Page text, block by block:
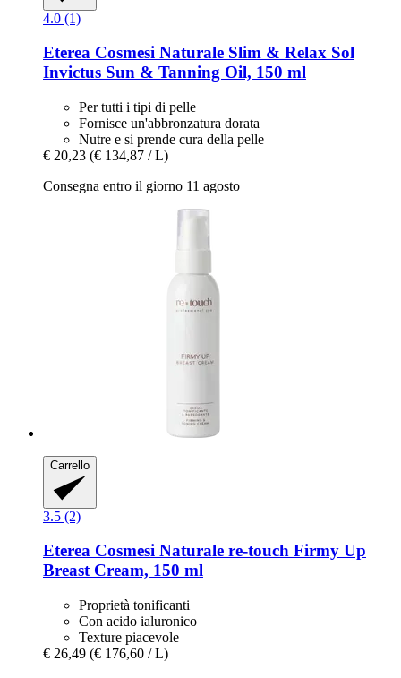
4.0 (1)
Eterea Cosmesi Naturale Slim & Relax Sol
Invictus Sun & Tanning Oil, 150 ml
Per tutti i tipi di pelle
Fornisce un'abbronzatura dorata
Nutre e si prende cura della pelle
€ 20,23 (€ 134,87 / L)
Consegna entro il giorno 11 agosto
Carrello
3.5 (2)
Eterea Cosmesi Naturale re-​touch Firmy Up
Breast Cream, 150 ml
Proprietà tonificanti
Con acido ialuronico
Texture piacevole
€ 26,49 (€ 176,60 / L)